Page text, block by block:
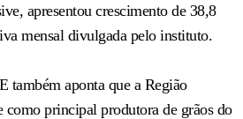
apresentou crescimento de 38,8
mensal divulgada pelo instituto.
também aponta que a Região
como principal produtora de grãos do